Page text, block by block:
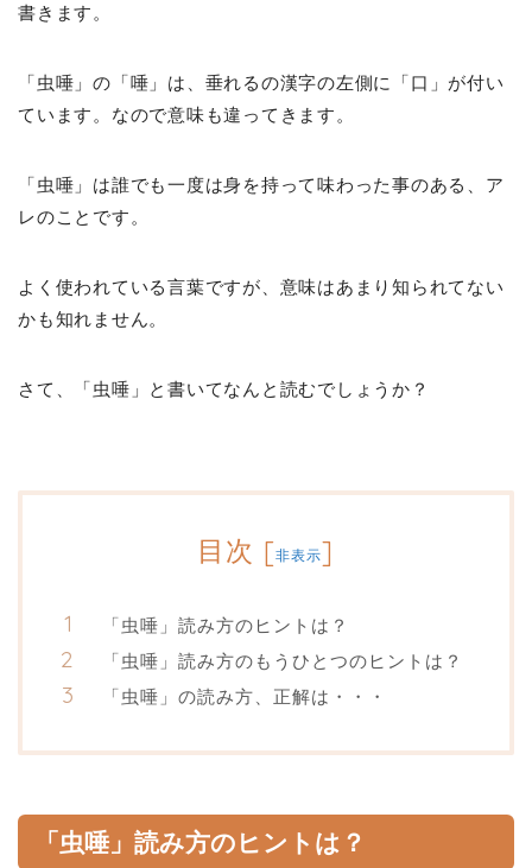
書きます。
「虫唾」の「唾」は、垂れるの漢字の左側に「口」が付い
ています。なので意味も違ってきます。
「虫唾」は誰でも一度は身を持って味わった事のある、ア
レのことです。
よく使われている言葉ですが、意味はあまり知られてない
かも知れません。
さて、「虫唾」と書いてなんと読むでしょうか？
目次 [非表示]
「虫唾」読み方のヒントは？
「虫唾」読み方のもうひとつのヒントは？
「虫唾」の読み方、正解は・・・
「虫唾」読み方のヒントは？